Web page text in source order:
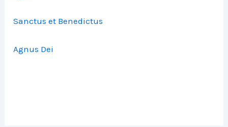
Sanctus et Benedictus
Agnus Dei